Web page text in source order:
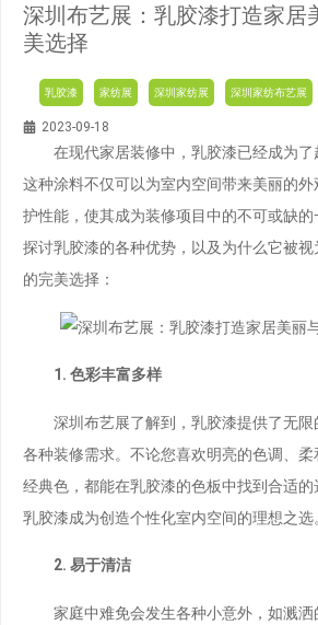
深圳布艺展：乳胶漆打造家居
美选择
乳胶漆 家纺展 深圳家纺展 深圳家纺布艺展
2023-09-18
在现代家居装修中，乳胶漆已经成为了
这种涂料不仅可以为室内空间带来美丽的
护性能，使其成为装修项目中的不可或缺的
探讨乳胶漆的各种优势，以及为什么它被
的完美选择：
1. 色彩丰富多样
深圳布艺展了解到，乳胶漆提供了无限
各种装修需求。不论您喜欢明亮的色调、
经典色，都能在乳胶漆的色板中找到合适
乳胶漆成为创造个性化室内空间的理想之选
2. 易于清洁
家庭中难免会发生各种小意外，如溅洒